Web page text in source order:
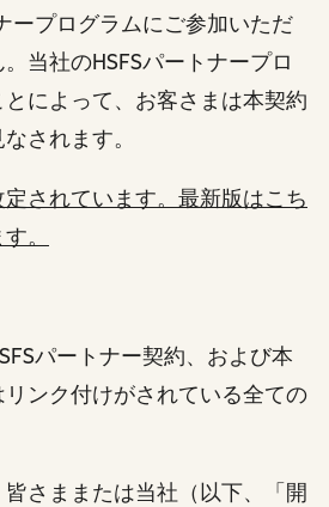
ープログラムにご参加いただ
当社のHSFSパートナープロ
によって、お客さまは本契約
されます。
されています。最新版はこち
。
パートナー契約、および本
ンク付けがされている全ての
皆さままたは当社（以下、「開